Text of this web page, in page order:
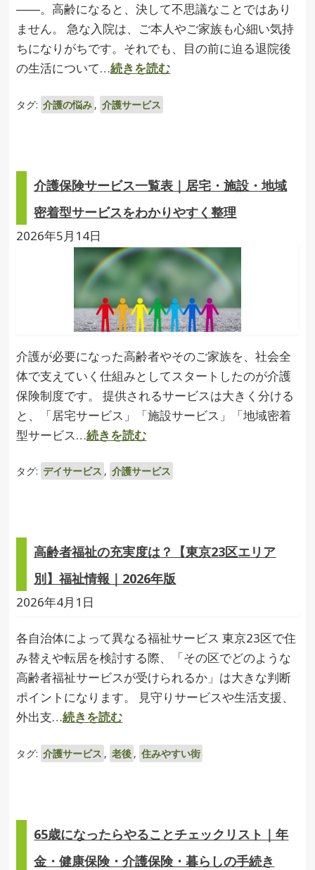
――。高齢になると、決して不思議なことではあり
ません。 急な入院は、ご本人やご家族も心細い気持
ちになりがちです。それでも、目の前に迫る退院後
の生活について…続きを読む
タグ: 介護の悩み , 介護サービス
介護保険サービス一覧表｜居宅・施設・地域
密着型サービスをわかりやすく整理
2026年5月14日
介護が必要になった高齢者やそのご家族を、社会全
体で支えていく仕組みとしてスタートしたのが介護
保険制度です。 提供されるサービスは大きく分ける
と、「居宅サービス」「施設サービス」「地域密着
型サービス…続きを読む
タグ: デイサービス , 介護サービス
高齢者福祉の充実度は？【東京23区エリア
別】福祉情報｜2026年版
2026年4月1日
各自治体によって異なる福祉サービス 東京23区で住
み替えや転居を検討する際、「その区でどのような
高齢者福祉サービスが受けられるか」は大きな判断
ポイントになります。 見守りサービスや生活支援、
外出支…続きを読む
タグ: 介護サービス , 老後 , 住みやすい街
65歳になったらやることチェックリスト｜年
金・健康保険・介護保険・暮らしの手続き